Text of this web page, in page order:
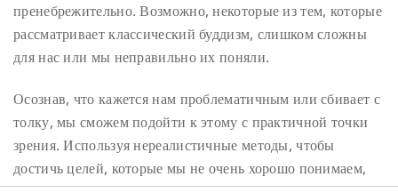
пренебрежительно. Возможно, некоторые из тем, которые
рассматривает классический буддизм, слишком сложны
для нас или мы неправильно их поняли.
Осознав, что кажется нам проблематичным или сбивает с
толку, мы сможем подойти к этому с практичной точки
зрения. Используя нереалистичные методы, чтобы
достичь целей, которые мы не очень хорошо понимаем,